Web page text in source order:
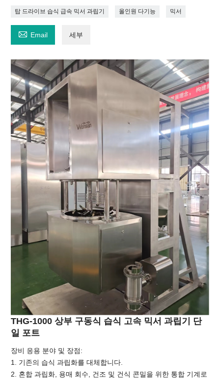
탑 드라이브 습식 급속 믹서 과립기 올인원 다기능 믹서
 Email 세부
THG-1000 상부 구동식 습식 고속 믹서 과립기 단
일 포트
장비 응용 분야 및 장점:
1. 기존의 습식 과립화를 대체합니다.
2. 혼합 과립화, 용매 회수, 건조 및 건식 콘밀을 위한 통합 기계로